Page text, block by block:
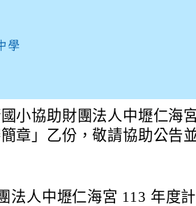
屆全市書法比賽
小協助財團法人中壢仁海
章」乙份，敬請協助公告
法人中壢仁海宮 113 年度